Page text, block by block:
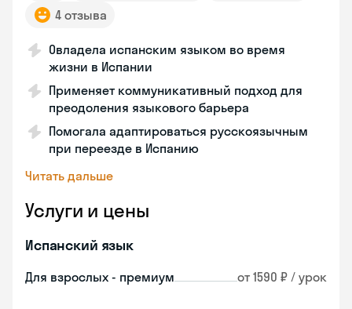
4 отзыва
Овладела испанским языком во время
жизни в Испании
Применяет коммуникативный подход для
преодоления языкового барьера
Помогала адаптироваться русскоязычным
при переезде в Испанию
Читать дальше
Услуги и цены
Испанский язык
Для взрослых - премиум от 1590 ₽ / урок